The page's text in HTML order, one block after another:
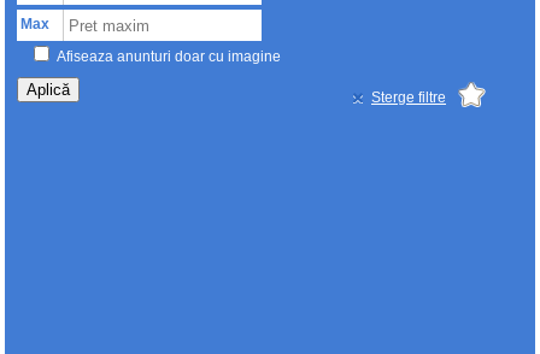
Max
Afiseaza anunturi doar cu imagine
Aplică Sterge filtre